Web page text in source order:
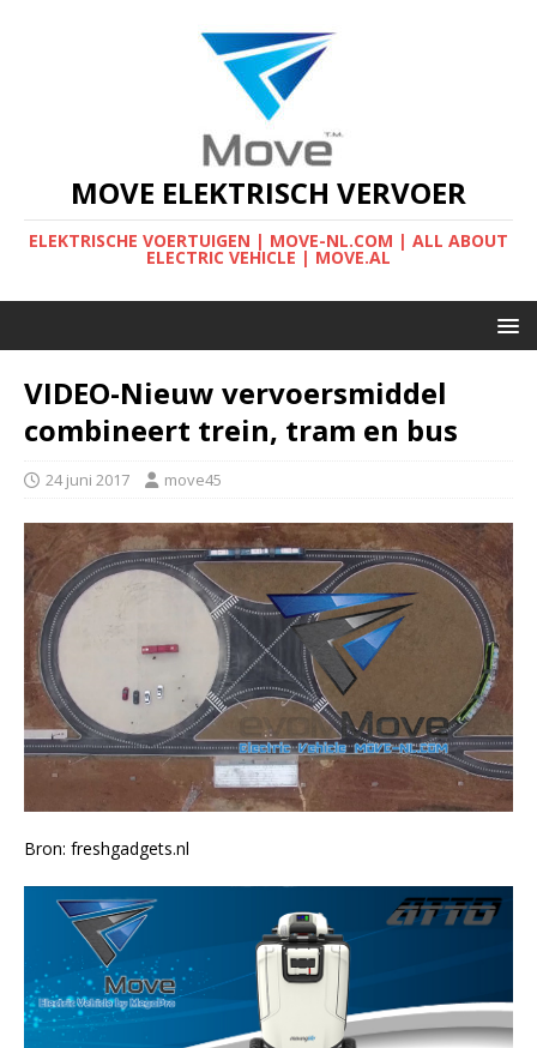
MOVE ELEKTRISCH VERVOER
ELEKTRISCHE VOERTUIGEN | MOVE-NL.COM | ALL ABOUT
ELECTRIC VEHICLE | MOVE.AL
VIDEO-Nieuw vervoersmiddel
combineert trein, tram en bus
24 juni 2017 move45
Bron: freshgadgets.nl